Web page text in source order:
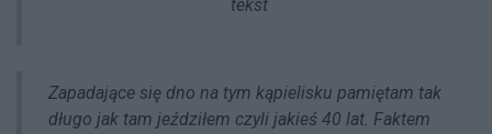
Zapadające się dno na tym kąpielisku pamiętam tak
długo jak tam jeździłem czyli jakieś 40 lat. Faktem